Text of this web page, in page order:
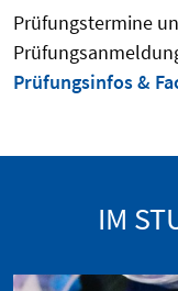
Prüfungstermine
Prüfungsinfos &
IM